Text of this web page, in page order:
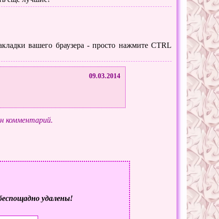
вашего браузера - просто нажмите CTRL
09.03.2014
комментарий.
удалены!